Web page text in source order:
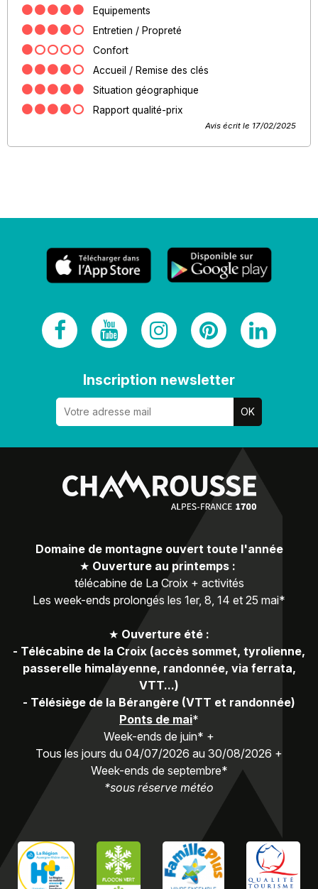
Equipements
Entretien / Propreté
Confort
Accueil / Remise des clés
Situation géographique
Rapport qualité-prix
Avis écrit le 17/02/2025
Inscription newsletter
Domaine de montagne ouvert toute l'année
★ Ouverture au printemps :
télécabine de La Croix + activités
Les week-ends prolongés les 1er, 8, 14 et 25 mai*
★ Ouverture été :
- Télécabine de la Croix (accès sommet, tyrolienne,
passerelle himalayenne, randonnée, via ferrata,
VTT...)
- Télésiège de la Bérangère (VTT et randonnée)
Ponts de mai*
Week-ends de juin* +
Tous les jours du 04/07/2026 au 30/08/2026 +
Week-ends de septembre*
*sous réserve météo